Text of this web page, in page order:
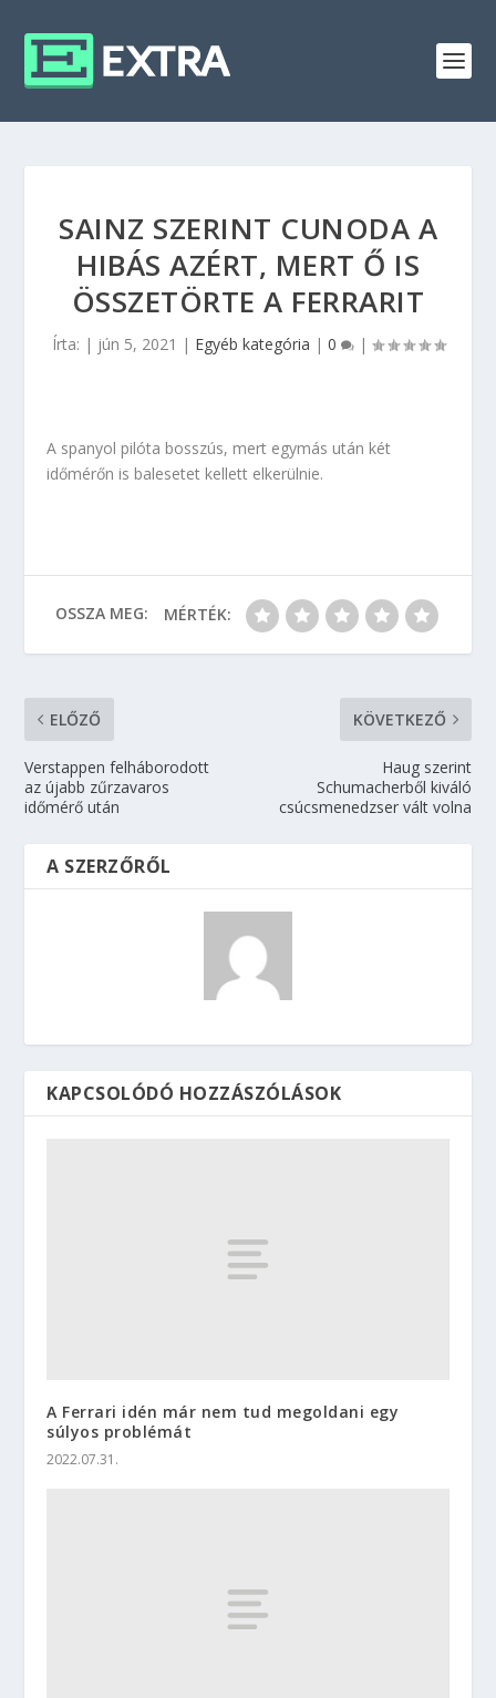
SAINZ SZERINT CUNODA A
HIBÁS AZÉRT, MERT Ő IS
ÖSSZETÖRTE A FERRARIT
Írta: | jún 5, 2021 | Egyéb kategória | 0 |
A spanyol pilóta bosszús, mert egymás után két
időmérőn is balesetet kellett elkerülnie.
OSSZA MEG: MÉRTÉK:
ELŐZŐ
Verstappen felháborodott
az újabb zűrzavaros
időmérő után
KÖVETKEZŐ
Haug szerint
Schumacherből kiváló
csúcsmenedzser vált volna
A SZERZŐRŐL
KAPCSOLÓDÓ HOZZÁSZÓLÁSOK
A Ferrari idén már nem tud megoldani egy
súlyos problémát
2022.07.31.